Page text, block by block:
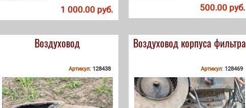
1 000.00 руб. 500.00 руб.
Воздуховод
Артикул: 128438
Воздуховод корпуса фильтра
Артикул: 128469